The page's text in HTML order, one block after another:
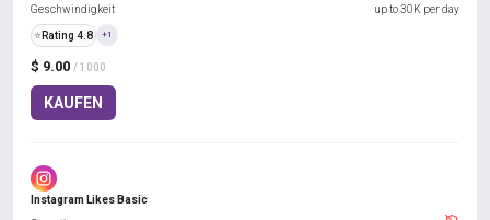
$ 9.00 / 1000
KAUFEN
Geschwindigkeit
up to 30K per day
⭐ Rating 4.8 +1
Instagram Likes Basic